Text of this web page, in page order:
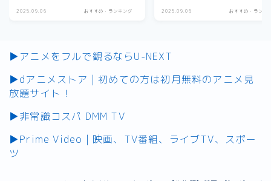
2025.09.06 おすすめ・ランキング 2025.09.06 おすすめ・ランキ
▶アニメをフルで観るならU-NEXT
▶dアニメストア | 初めての方は初月無料のアニメ見
放題サイト！
▶非常識コスパ DMM TV
▶Prime Video | 映画、TV番組、ライブTV、スポー
ツ